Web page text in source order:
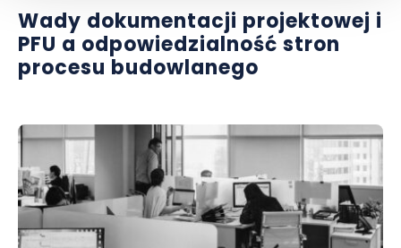
Wady dokumentacji projektowej i
PFU a odpowiedzialność stron
procesu budowlanego